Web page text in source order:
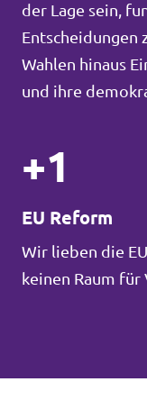
der Lage sein,
Entscheidungen
Wahlen hinaus
und ihre
+1
EU Reform
Wir lieben die
keinen Raum